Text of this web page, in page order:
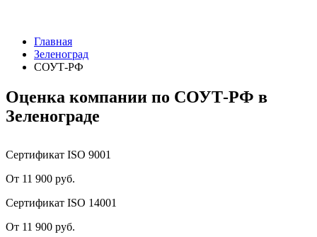
Главная
Зеленоград
СОУТ-РФ
Оценка компании по СОУТ-РФ в
Зеленограде
Сертификат ISO 9001
От 11 900 руб.
Сертификат ISO 14001
От 11 900 руб.